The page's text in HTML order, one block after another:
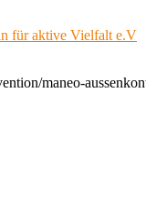
für aktive Vielfalt e.V
maneo-